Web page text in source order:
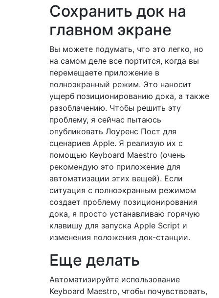
Сохранить док на
главном экране
Вы можете подумать, что это легко, но
на самом деле все портится, когда вы
перемещаете приложение в
полноэкранный режим. Это наносит
ущерб позиционированию дока, а также
разоблачению. Чтобы решить эту
проблему, я сейчас пытаюсь
опубликовать Лоуренс Пост для
сценариев Apple. Я реализую их с
помощью Keyboard Maestro (очень
рекомендую это приложение для
автоматизации этих вещей). Если
ситуация с полноэкранным режимом
создает проблему позиционирования
дока, я просто устанавливаю горячую
клавишу для запуска Apple Script и
изменения положения док-станции.
Еще делать
Автоматизируйте использование
Keyboard Maestro, чтобы почувствовать,